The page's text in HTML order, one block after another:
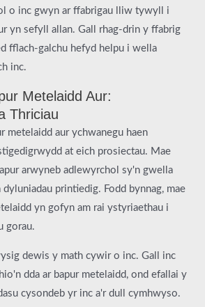
o inc gwyn ar ffabrigau lliw tywyll i
yn sefyll allan. Gall rhag-drin y ffabrig
fflach-galchu hefyd helpu i wella
inc.
Metelaidd Aur:
Thriciau
metelaidd aur ychwanegu haen
at eich prosiectau. Mae
arwyneb adlewyrchol sy'n gwella
printiedig. Fodd bynnag, mae
yn gofyn am rai ystyriaethau i
gorau.
dewis y math cywir o inc. Gall inc
dda ar bapur metelaidd, ond efallai y
cysondeb yr inc a'r dull cymhwyso.